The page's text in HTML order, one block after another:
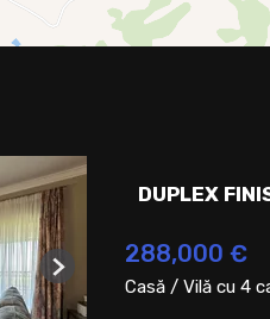
Next
DUPLEX
288,000 €
Casă / Vilă cu 4